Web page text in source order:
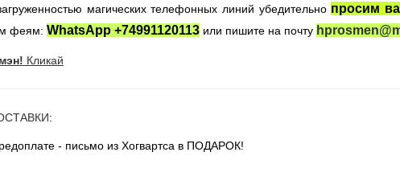
магических телефонных линий убедительно просим
феям: WhatsApp +74991120113 или пишите на почту
Кликай
:
- письмо из Хогвартса в ПОДАРОК!